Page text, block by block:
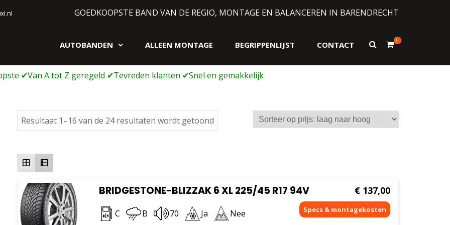
GOEDKOOPSTE BAND VAN DE REGIO, MONTAGE EN BALANCEREN IN BARENDRECHT
AUTOBANDEN ALLEEN MONTAGE BEGRIPPENLIJST CONTACT
Toon
0
Resultaat 1–16 van de 24 resultaten wordt getoond
op
BRIDGESTONE-BLIZZAK 6 XL 225/45 R17 94V
C B 70 Ja Nee
€ 137,00